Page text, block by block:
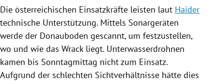
Die österreichischen Einsatzkräfte leisten laut Haider
technische Unterstützung. Mittels Sonargeräten
werde der Donauboden gescannt, um festzustellen,
wo und wie das Wrack liegt. Unterwasserdrohnen
kamen bis Sonntagmittag nicht zum Einsatz.
Aufgrund der schlechten Sichtverhältnisse hätte dies